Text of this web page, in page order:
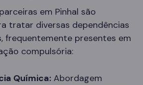
em Pinhal são
tratar diversas dependências
frequentemente presentes em
compulsória:
Química: Abordagem